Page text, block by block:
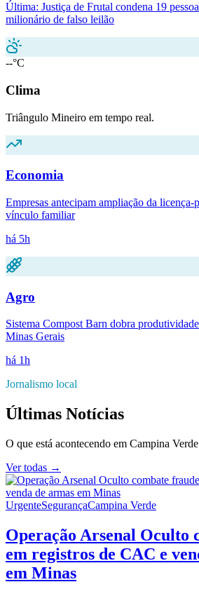
Última: Justiça de Frutal condena 19
milionário de falso leilão
--°C
Clima
Triângulo Mineiro em tempo real.
Economia
Empresas antecipam ampliação da licença-
vínculo familiar
há 5h
Agro
Sistema Compost Barn dobra
Minas Gerais
há 1h
Jornalismo local
Últimas Notícias
O que está acontecendo em Campina Verde
Ver todas →
UrgenteSegurançaCampina Verde
Operação Arsenal Oculto
em registros de CAC e
em Minas